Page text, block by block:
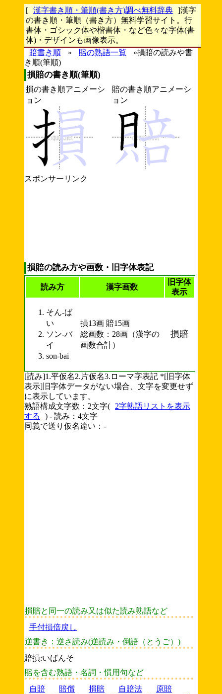
[ 漢字書き順・筆順(書き方)調べ無料辞典 ]漢字
の書き順・筆順（書き方）無料学習サイト。行
書体・ゴシック体や楷書体・など色々な字体(書
体)・デザインも画像表示。
賠書き順
» 賠の熟語一覧
»損賠の読みや書
き順(筆順)
損賠の書き順(筆順)
損の書き順アニメーシ
ョン
賠の書き順アニメーシ
ョン
スポンサーリンク
損賠の読み方や画数・旧字体表記
読み方 漢字画数
旧字体
表示
そん-ば
い
ソン-バ
イ
son-bai
損13画 賠15画
総画数：28画（漢字の
画数合計）
損賠
[読み]1.平仮名2.片仮名3.ローマ字表記 *[旧字体
表示]旧字体データがない場合、文字を変更せず
に表示しています。
熟語構成文字数：2文字(
2字熟語リストを表示
する
) - 読み：4文字
同義で送り仮名違い：-
損賠と同一の読み又は似た読み熟語など
手付損倍戻し
逆書き：逆さ読み(逆読み・倒語（とうご）)
賠損:いばんそ
賠を含む熟語・名詞・慣用句など
自賠
賠償 損賠 自賠法
原賠